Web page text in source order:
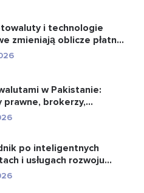
i technologie
zmieniają oblicze płatn...
w Pakistanie:
prawne, brokerzy,
po inteligentnych
i usługach rozwoju